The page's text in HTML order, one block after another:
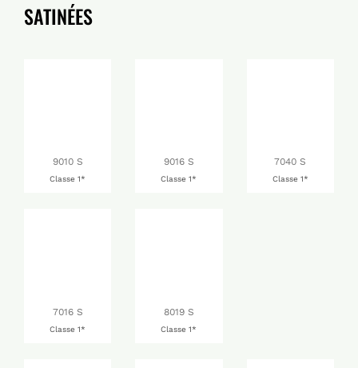
SATINÉES
9010 S
Classe 1*
9016 S
Classe 1*
7040 S
Classe 1*
7016 S
Classe 1*
8019 S
Classe 1*